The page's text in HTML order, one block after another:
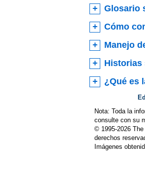
Glosario
Cómo
Manejo
Historias
¿Qué es
Nota: Toda la
consulte con su
© 1995-2026
derechos
Imágenes